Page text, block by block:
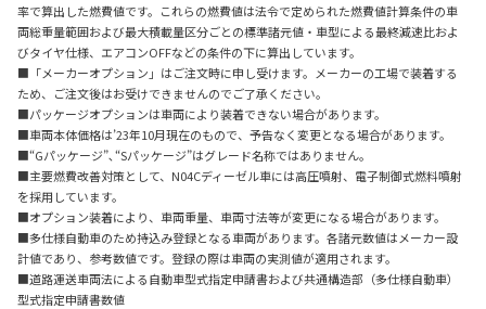
率で算出した燃費値です。これらの燃費値は法令で定められた燃費値計算条件の車
両総重量範囲および最大積載量区分ごとの標準諸元値・車型による最終減速比およ
びタイヤ仕様、エアコンOFFなどの条件の下に算出しています。
■「メーカーオプション」はご注文時に申し受けます。メーカーの工場で装着する
ため、ご注文後はお受けできませんのでご了承ください。
■パッケージオプションは車両により装着できない場合があります。
■車両本体価格は’23年10月現在のもので、予告なく変更となる場合があります。
■“Gパッケージ”､“Sパッケージ”はグレード名称ではありません。
■主要燃費改善対策として、N04Cディーゼル車には高圧噴射、電子制御式燃料噴射
を採用しています。
■オプション装着により、車両重量、車両寸法等が変更になる場合があります。
■多仕様自動車のため持込み登録となる車両があります。各諸元数値はメーカー設
計値であり、参考数値です。登録の際は車両の実測値が適用されます。
■道路運送車両法による自動車型式指定申請書および共通構造部（多仕様自動車）
型式指定申請書数値